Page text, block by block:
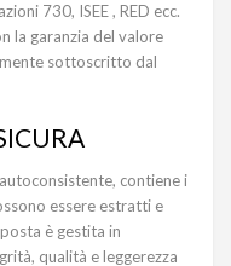
730, ISEE , RED ecc.
la garanzia del valore
sottoscritto dal
contiene i
essere estratti e
è gestita in
qualità e leggerezza